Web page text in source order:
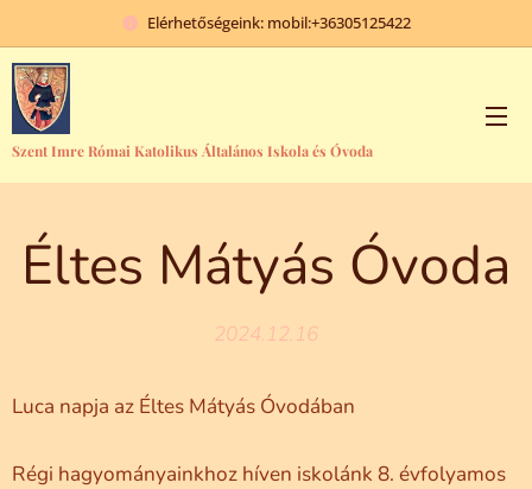
Elérhetőségeink: mobil:+36305125422
Szent Imre Római Katolikus Általános Iskola és Óvoda
Éltes Mátyás Óvoda
2024.12.16
Luca napja az Éltes Mátyás Óvodában
Régi hagyományainkhoz híven iskolánk 8. évfolyamos